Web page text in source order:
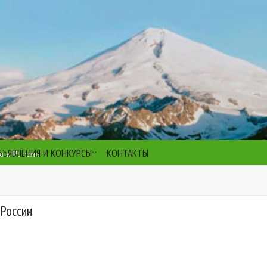
И КОНКУРСЫ КОНТАКТЫ
в России